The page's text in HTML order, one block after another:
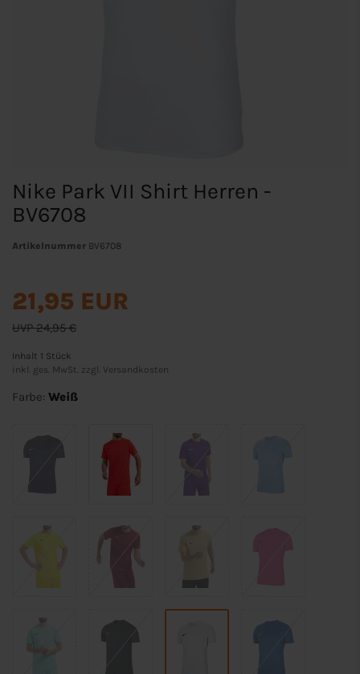
Nike Park VII Shirt Herren -
BV6708
Artikelnummer BV6708
UVP 24,95 €
21,95 EUR
Inhalt 1 Stück
inkl. ges. MwSt. zzgl.
Versandkosten
Farbe: Weiß